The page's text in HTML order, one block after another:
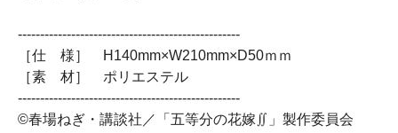
--------------------------------------------------
［仕 様］ H140mm×W210mm×D50ｍｍ
［素 材］ ポリエステル
--------------------------------------------------
©春場ねぎ・講談社／「五等分の花嫁∬」製作委員会